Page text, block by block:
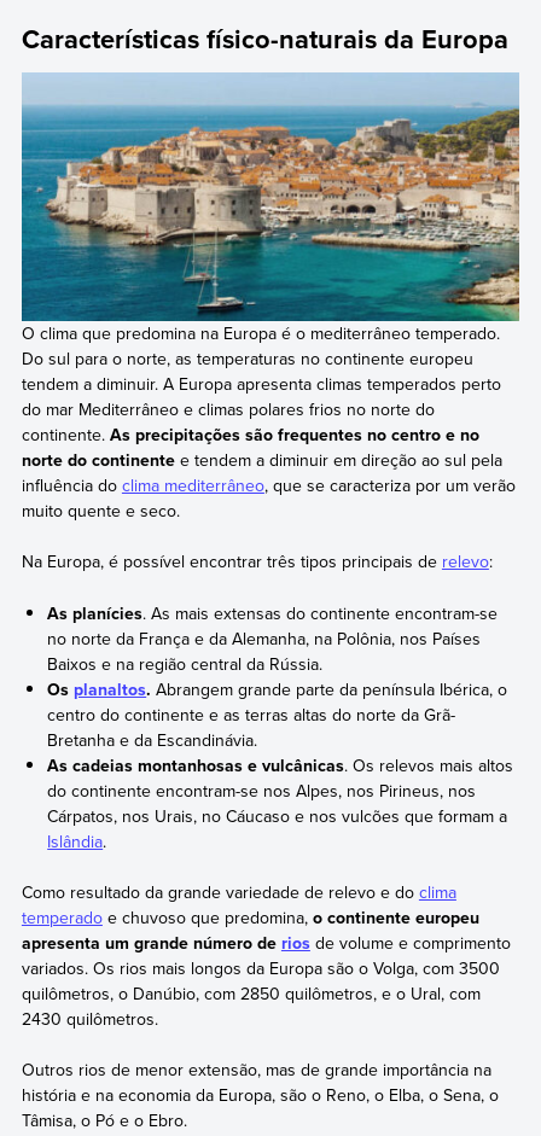
Características físico-naturais da Europa
O clima que predomina na Europa é o mediterrâneo temperado.
Do sul para o norte, as temperaturas no continente europeu
tendem a diminuir. A Europa apresenta climas temperados perto
do mar Mediterrâneo e climas polares frios no norte do
continente. As precipitações são frequentes no centro e no
norte do continentee tendem a diminuir em direção ao sul pela
influência do clima mediterrâneo, que se caracteriza por um verão
muito quente e seco.
Na Europa, é possível encontrar três tipos principais de relevo:
As planícies. As mais extensas do continente encontram-se
no norte da França e da Alemanha, na Polônia, nos Países
Baixos e na região central da Rússia.
Os planaltos. Abrangem grande parte da península Ibérica, o
centro do continente e as terras altas do norte da Grã-
Bretanha e da Escandinávia.
As cadeias montanhosas e vulcânicas. Os relevos mais altos
do continente encontram-se nos Alpes, nos Pirineus, nos
Cárpatos, nos Urais, no Cáucaso e nos vulcões que formam a
Islândia.
Como resultado da grande variedade de relevo e do clima
temperadoe chuvoso que predomina, o continente europeu
apresenta um grande número de riosde volume e comprimento
variados. Os rios mais longos da Europa são o Volga, com 3500
quilômetros, o Danúbio, com 2850 quilômetros, e o Ural, com
2430 quilômetros.
Outros rios de menor extensão, mas de grande importância na
história e na economia da Europa, são o Reno, o Elba, o Sena, o
Tâmisa, o Pó e o Ebro.